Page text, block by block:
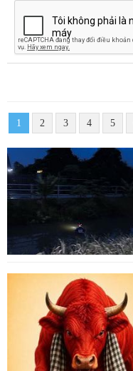
1 2 3 4 5